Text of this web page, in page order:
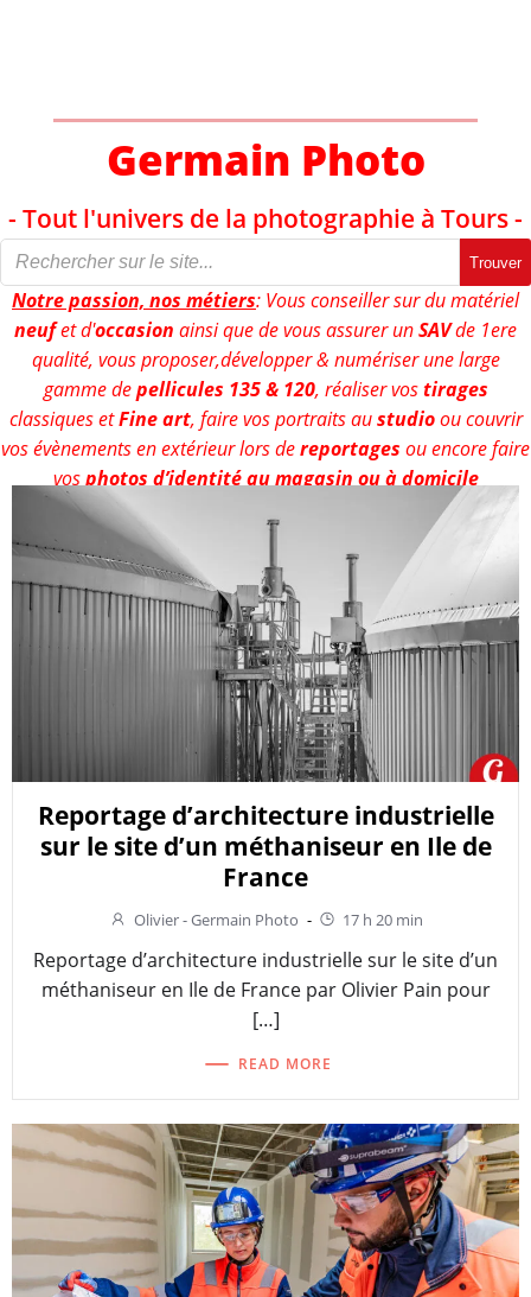
Germain Photo
- Tout l'univers de la photographie à Tours -
Trouver
Notre passion, nos métiers: Vous conseiller sur du matériel
neufet d'occasion ainsi que de vous assurer unSAVde 1ere
qualité, vous proposer,développer & numériser une large
gamme depellicules 135 & 120, réaliser vostirages
classiques etFine art, faire vos portraits austudioou couvrir
vos évènements en extérieur lors dereportages ou encore faire
vosphotos d’identité au magasin ou à domicile
Reportage d’architecture industrielle
sur le site d’un méthaniseur en Ile de
France
Olivier - Germain Photo - 17 h 20 min
Reportage d’architecture industrielle sur le site d’un
méthaniseur en Ile de France par Olivier Pain pour
[…]
READ MORE